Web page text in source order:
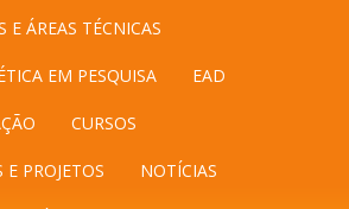
E ÁREAS TÉCNICAS
EM PESQUISA EAD
CURSOS
E PROJETOS NOTÍCIAS